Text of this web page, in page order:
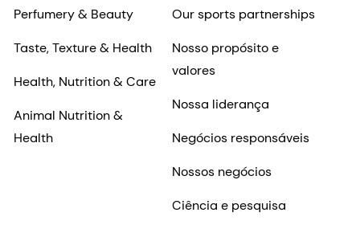
Perfumery & Beauty
Taste, Texture & Health
Health, Nutrition & Care
Animal Nutrition &
Health
Our sports partnerships
Nosso propósito e
valores
Nossa liderança
Negócios responsáveis
Nossos negócios
Ciência e pesquisa